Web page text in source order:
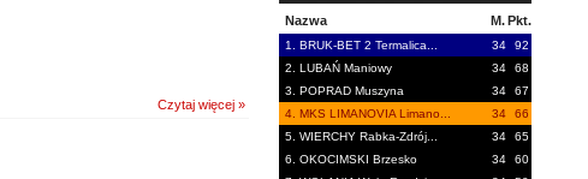
Nazwa M. Pkt.
1. BRUK-BET 2 Termalica... 34
92
2. LUBAŃ Maniowy
34
68
3. POPRAD Muszyna
34
67
4. MKS LIMANOVIA Limano...
34
66
5. WIERCHY Rabka-Zdrój...
34
65
6. OKOCIMSKI Brzesko
34
60
Czytaj więcej »